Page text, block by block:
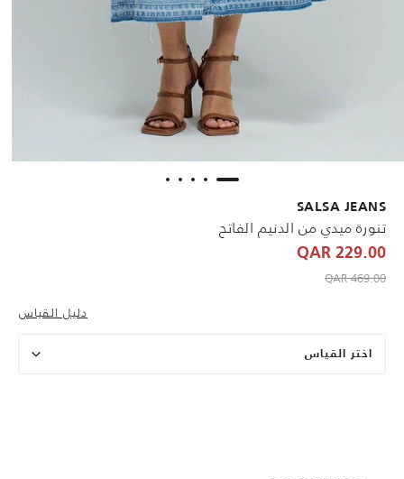
SALSA JEANS
تنورة ميدي من الدنيم الفاتح
229.00 QAR
Price reduced from
469.00 QAR
to 229.00 QAR
دليل القياس
اختر القياس